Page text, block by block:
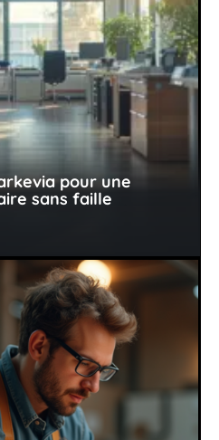
pour une
sans faille